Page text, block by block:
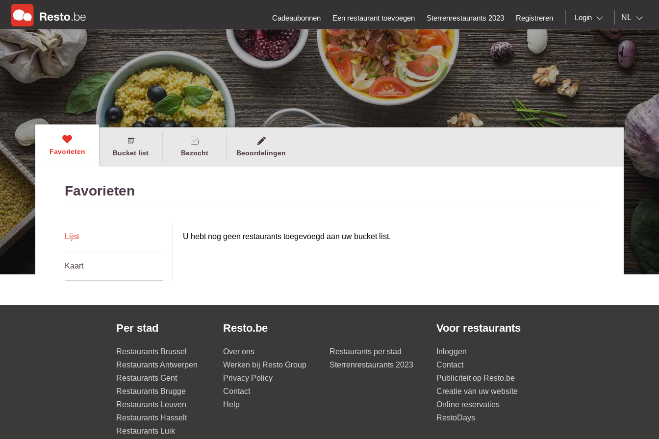
Cadeaubonnen Een restaurant toevoegen Sterrenrestaurants 2023 Registreren Login NL
Favorieten Bucket list Bezocht Beoordelingen
Favorieten
Lijst
Kaart
U hebt nog geen restaurants toegevoegd aan uw bucket list.
Per stad
Restaurants Brussel
Restaurants Antwerpen
Restaurants Gent
Restaurants Brugge
Restaurants Leuven
Restaurants Hasselt
Restaurants Luik
Resto.be
Over ons
Werken bij Resto Group
Privacy Policy
Contact
Help
Restaurants per stad
Sterrenrestaurants 2023
Voor restaurants
Inloggen
Contact
Publiciteit op Resto.be
Creatie van uw website
Online reservaties
RestoDays